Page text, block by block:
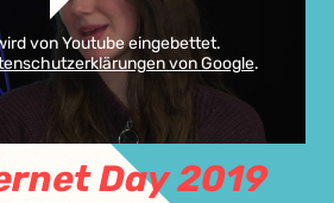
von Youtube eingebettet.
von Google.
Day 2019